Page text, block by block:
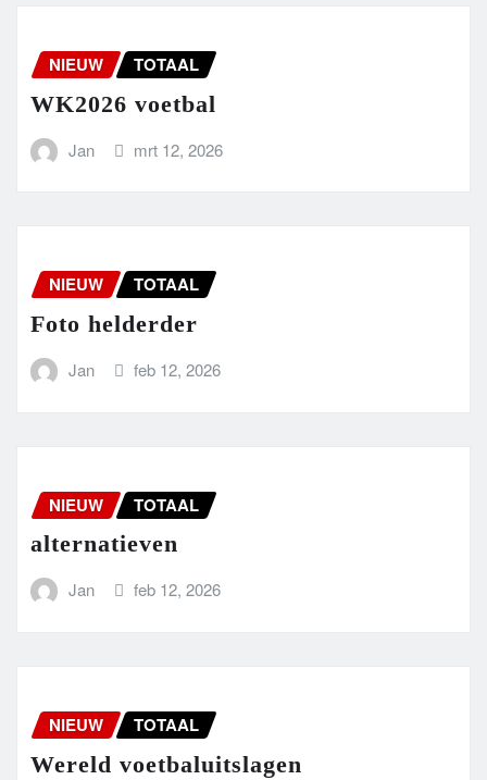
NIEUW TOTAAL
WK2026 voetbal
Jan mrt 12, 2026
NIEUW TOTAAL
Foto helderder
Jan feb 12, 2026
NIEUW TOTAAL
alternatieven
Jan feb 12, 2026
NIEUW TOTAAL
Wereld voetbaluitslagen